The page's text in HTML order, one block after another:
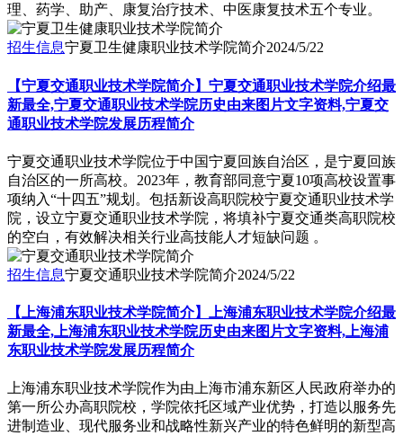
理、药学、助产、康复治疗技术、中医康复技术五个专业。
招生信息宁夏卫生健康职业技术学院简介2024/5/22
【宁夏交通职业技术学院简介】宁夏交通职业技术学院介绍最
新最全,宁夏交通职业技术学院历史由来图片文字资料,宁夏交
通职业技术学院发展历程简介
​宁夏交通职业技术学院位于中国宁夏回族自治区，是宁夏回族
自治区的一所高校。2023年，教育部同意宁夏10项高校设置事
项纳入“十四五”规划。包括新设高职院校宁夏交通职业技术学
院，设立宁夏交通职业技术学院，将填补宁夏交通类高职院校
的空白，有效解决相关行业高技能人才短缺问题 。
招生信息宁夏交通职业技术学院简介2024/5/22
【上海浦东职业技术学院简介】上海浦东职业技术学院介绍最
新最全,上海浦东职业技术学院历史由来图片文字资料,上海浦
东职业技术学院发展历程简介
上海浦东职业技术学院作为由上海市浦东新区人民政府举办的
第一所公办高职院校，学院依托区域产业优势，打造以服务先
进制造业、现代服务业和战略性新兴产业的特色鲜明的新型高